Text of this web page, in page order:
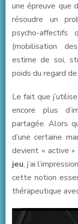
une épreuve que
résoudre un
psycho-affectifs
(mobilisation
estime de soi,
poids du regard
Le fait que
encore plus
partagée. Alors
d’une certaine
devient « active
jeu, j’ai
cette notion
thérapeutique